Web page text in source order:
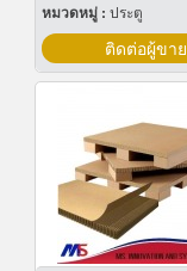
หมวดหมู่ : ประตู
ติดต่อผู้ขาย